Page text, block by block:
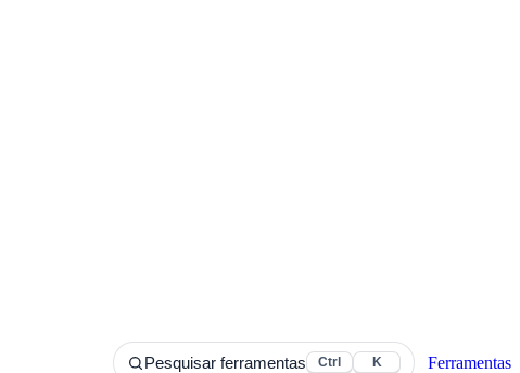
Pesquisar ferramentas Ctrl K Ferramentas